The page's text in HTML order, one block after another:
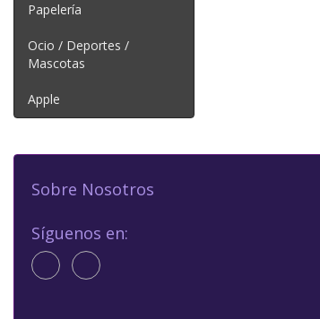
Papelería
Ocio / Deportes /
Mascotas
Apple
Sobre Nosotros
Síguenos en: